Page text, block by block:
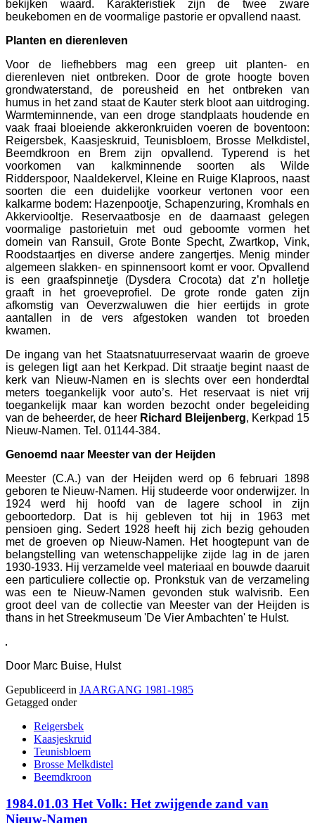
bekijken waard. Karakteristiek zijn de twee zware
beukebomen en de voormalige pastorie er opvallend naast.
Planten en dierenleven
Voor de liefhebbers mag een greep uit planten- en
dierenleven niet ontbreken. Door de grote hoogte boven
grondwaterstand, de poreusheid en het ontbreken van
humus in het zand staat de Kauter sterk bloot aan uitdroging.
Warmteminnende, van een droge standplaats houdende en
vaak fraai bloeiende akkeronkruiden voeren de boventoon:
Reigersbek, Kaasjeskruid, Teunisbloem, Brosse Melkdistel,
Beemdkroon en Brem zijn opvallend. Typerend is het
voorkomen van kalkminnende soorten als Wilde
Ridderspoor, Naaldekervel, Kleine en Ruige Klaproos, naast
soorten die een duidelijke voorkeur vertonen voor een
kalkarme bodem: Hazenpootje, Schapenzuring, Kromhals en
Akkerviooltje. Reservaatbosje en de daarnaast gelegen
voormalige pastorietuin met oud geboomte vormen het
domein van Ransuil, Grote Bonte Specht, Zwartkop, Vink,
Roodstaartjes en diverse andere zangertjes. Menig minder
algemeen slakken- en spinnensoort komt er voor. Opvallend
is een graafspinnetje (Dysdera Crocota) dat z’n holletje
graaft in het groeveprofiel. De grote ronde gaten zijn
afkomstig van Oeverzwaluwen die hier eertijds in grote
aantallen in de vers afgestoken wanden tot broeden
kwamen.
De ingang van het Staatsnatuurreservaat waarin de groeve
is gelegen ligt aan het Kerkpad. Dit straatje begint naast de
kerk van Nieuw-Namen en is slechts over een honderdtal
meters toegankelijk voor auto’s. Het reservaat is niet vrij
toegankelijk maar kan worden bezocht onder begeleiding
van de beheerder, de heer Richard Bleijenberg, Kerkpad 15
Nieuw-Namen. Tel. 01144-384.
Genoemd naar Meester van der Heijden
Meester (C.A.) van der Heijden werd op 6 februari 1898
geboren te Nieuw-Namen. Hij studeerde voor onderwijzer. In
1924 werd hij hoofd van de lagere school in zijn
geboortedorp. Dat is hij gebleven tot hij in 1963 met
pensioen ging. Sedert 1928 heeft hij zich bezig gehouden
met de groeven op Nieuw-Namen. Het hoogtepunt van de
belangstelling van wetenschappelijke zijde lag in de jaren
1930-1933. Hij verzamelde veel materiaal en bouwde daaruit
een particuliere collectie op. Pronkstuk van de verzameling
was een te Nieuw-Namen gevonden stuk walvisrib. Een
groot deel van de collectie van Meester van der Heijden is
thans in het Streekmuseum 'De Vier Ambachten' te Hulst.
Door Marc Buise, Hulst
Gepubliceerd in JAARGANG 1981-1985
Getagged onder
Reigersbek
Kaasjeskruid
Teunisbloem
Brosse Melkdistel
Beemdkroon
1984.01.03 Het Volk: Het zwijgende zand van
Nieuw-Namen